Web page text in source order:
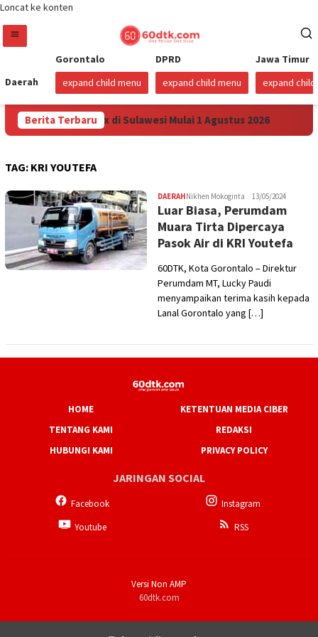
Loncat ke konten
Daerah
Gorontalo
expand child menu
DPRD
expand child menu
Jawa Timur
expand child
Berita Terbaru
Harga Pertamax di Sulawesi Mulai 1 Agustus 2026
TAG: KRI YOUTEFA
DAERAHNikhen Mokoginta 13/05/2024
Luar Biasa, Perumdam
Muara Tirta Dipercaya
Pasok Air di KRI Youtefa
60DTK, Kota Gorontalo – Direktur
Perumdam MT, Lucky Paudi
menyampaikan terima kasih kepada
Lanal Gorontalo yang […]
HOME
KETENTUAN MEDIA CIBER
TENTANG KAMI
REDAKSI
HUBUNGI KAMI
PRIVACY POLICY
JARINGAN SOCIAL
Facebook
Instagram
Youtube
RSS
Versi Non AMP
60dtk.com